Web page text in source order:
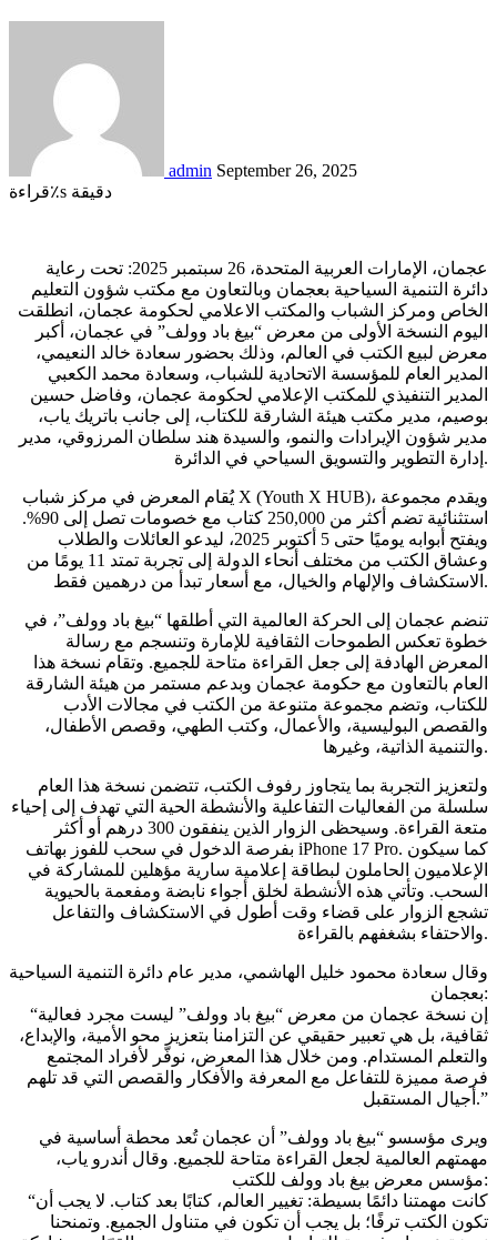
admin September 26, 2025
قراءة٪s دقيقة
عجمان، الإمارات العربية المتحدة، 26 سبتمبر 2025: تحت رعاية
دائرة التنمية السياحية بعجمان وبالتعاون مع مكتب شؤون التعليم
الخاص ومركز الشباب والمكتب الاعلامي لحكومة عجمان، انطلقت
اليوم النسخة الأولى من معرض “بيغ باد وولف” في عجمان، أكبر
معرض لبيع الكتب في العالم، وذلك بحضور سعادة خالد النعيمي،
المدير العام للمؤسسة الاتحادية للشباب، وسعادة محمد الكعبي
المدير التنفيذي للمكتب الإعلامي لحكومة عجمان، وفاضل حسين
بوصيم، مدير مكتب هيئة الشارقة للكتاب، إلى جانب باتريك ياب،
مدير شؤون الإيرادات والنمو، والسيدة هند سلطان المرزوقي، مدير
إدارة التطوير والتسويق السياحي في الدائرة.
يُقام المعرض في مركز شباب X (Youth X HUB)، ويقدم مجموعة
استثنائية تضم أكثر من 250,000 كتاب مع خصومات تصل إلى 90%.
ويفتح أبوابه يوميًا حتى 5 أكتوبر 2025، ليدعو العائلات والطلاب
وعشاق الكتب من مختلف أنحاء الدولة إلى تجربة تمتد 11 يومًا من
الاستكشاف والإلهام والخيال، مع أسعار تبدأ من درهمين فقط.
تنضم عجمان إلى الحركة العالمية التي أطلقها “بيغ باد وولف”، في
خطوة تعكس الطموحات الثقافية للإمارة وتنسجم مع رسالة
المعرض الهادفة إلى جعل القراءة متاحة للجميع. وتقام نسخة هذا
العام بالتعاون مع حكومة عجمان وبدعم مستمر من هيئة الشارقة
للكتاب، وتضم مجموعة متنوعة من الكتب في مجالات الأدب
والقصص البوليسية، والأعمال، وكتب الطهي، وقصص الأطفال،
والتنمية الذاتية، وغيرها.
ولتعزيز التجربة بما يتجاوز رفوف الكتب، تتضمن نسخة هذا العام
سلسلة من الفعاليات التفاعلية والأنشطة الحية التي تهدف إلى إحياء
متعة القراءة. وسيحظى الزوار الذين ينفقون 300 درهم أو أكثر
بفرصة الدخول في سحب للفوز بهاتف iPhone 17 Pro. كما سيكون
الإعلاميون الحاملون لبطاقة إعلامية سارية مؤهلين للمشاركة في
السحب. وتأتي هذه الأنشطة لخلق أجواء نابضة ومفعمة بالحيوية
تشجع الزوار على قضاء وقت أطول في الاستكشاف والتفاعل
والاحتفاء بشغفهم بالقراءة.
وقال سعادة محمود خليل الهاشمي، مدير عام دائرة التنمية السياحية
بعجمان:
“إن نسخة عجمان من معرض “بيغ باد وولف” ليست مجرد فعالية
ثقافية، بل هي تعبير حقيقي عن التزامنا بتعزيز محو الأمية، والإبداع،
والتعلم المستدام. ومن خلال هذا المعرض، نوفّر لأفراد المجتمع
فرصة مميزة للتفاعل مع المعرفة والأفكار والقصص التي قد تلهم
أجيال المستقبل.”
ويرى مؤسسو “بيغ باد وولف” أن عجمان تُعد محطة أساسية في
مهمتهم العالمية لجعل القراءة متاحة للجميع. وقال أندرو ياب،
مؤسس معرض بيغ باد وولف للكتب:
“كانت مهمتنا دائمًا بسيطة: تغيير العالم، كتابًا بعد كتاب. لا يجب أن
تكون الكتب ترفًا؛ بل يجب أن تكون في متناول الجميع. وتمنحنا